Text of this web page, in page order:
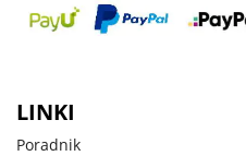
LINKI
Poradnik